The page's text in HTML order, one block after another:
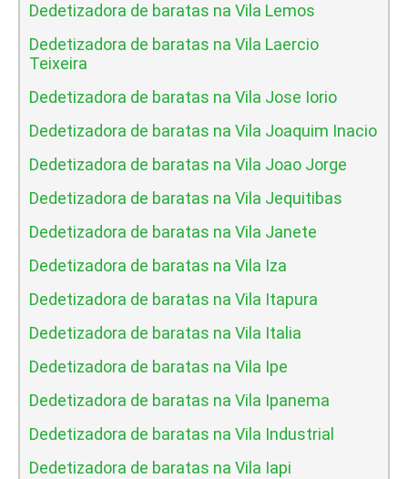
Dedetizadora de baratas na Vila Lemos
Dedetizadora de baratas na Vila Laercio
Teixeira
Dedetizadora de baratas na Vila Jose Iorio
Dedetizadora de baratas na Vila Joaquim Inacio
Dedetizadora de baratas na Vila Joao Jorge
Dedetizadora de baratas na Vila Jequitibas
Dedetizadora de baratas na Vila Janete
Dedetizadora de baratas na Vila Iza
Dedetizadora de baratas na Vila Itapura
Dedetizadora de baratas na Vila Italia
Dedetizadora de baratas na Vila Ipe
Dedetizadora de baratas na Vila Ipanema
Dedetizadora de baratas na Vila Industrial
Dedetizadora de baratas na Vila Iapi